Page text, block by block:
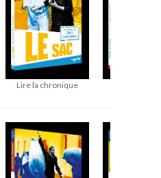
Lire la chronique